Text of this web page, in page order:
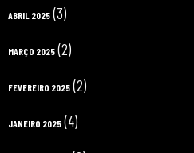
ABRIL 2025 (3)
MARÇO 2025 (2)
FEVEREIRO 2025 (2)
JANEIRO 2025 (4)